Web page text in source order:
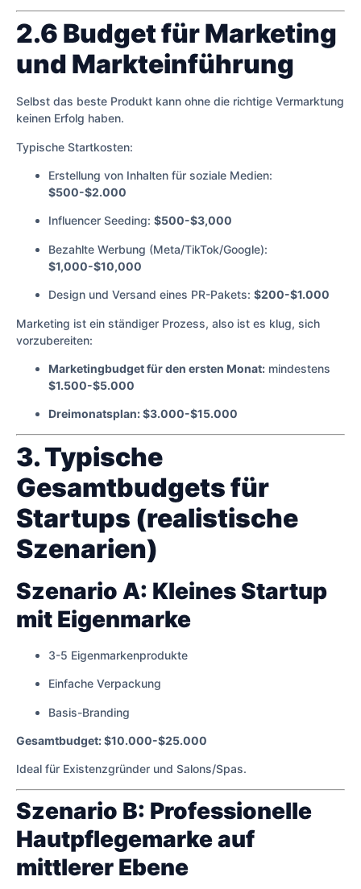
2.6 Budget für Marketing
und Markteinführung
Selbst das beste Produkt kann ohne die richtige Vermarktung
keinen Erfolg haben.
Typische Startkosten:
Erstellung von Inhalten für soziale Medien:
$500-$2.000
Influencer Seeding: $500-$3,000
Bezahlte Werbung (Meta/TikTok/Google):
$1,000-$10,000
Design und Versand eines PR-Pakets: $200-$1.000
Marketing ist ein ständiger Prozess, also ist es klug, sich
vorzubereiten:
Marketingbudget für den ersten Monat: mindestens
$1.500-$5.000
Dreimonatsplan: $3.000-$15.000
3. Typische
Gesamtbudgets für
Startups (realistische
Szenarien)
Szenario A: Kleines Startup
mit Eigenmarke
3-5 Eigenmarkenprodukte
Einfache Verpackung
Basis-Branding
Gesamtbudget: $10.000-$25.000
Ideal für Existenzgründer und Salons/Spas.
Szenario B: Professionelle
Hautpflegemarke auf
mittlerer Ebene